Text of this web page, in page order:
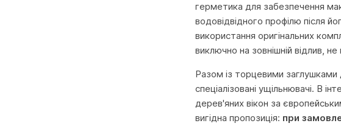
герметика для забезпечення
водовідвідного профілю після
використання оригінальних
виключно на зовнішній відлив,
Разом із торцевими заглушками
спеціалізовані ущільнювачі. В
дерев'яних вікон за
вигідна пропозиція: при